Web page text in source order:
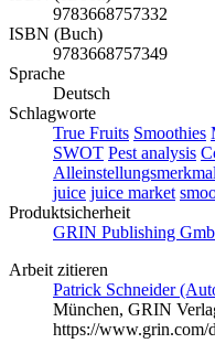
9783668757332
ISBN (Buch)
9783668757349
Sprache
Deutsch
Schlagworte
True Fruits Smoothies
SWOT Pest analysis
Alleinstellungsmerkmal
juice juice market
Produktsicherheit
GRIN Publishing
Arbeit zitieren
Patrick Schneider
München, GRIN
https://www.grin.com/